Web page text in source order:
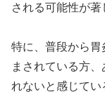
される可能性が著
特に、普段から
まされている方
れないと感じて